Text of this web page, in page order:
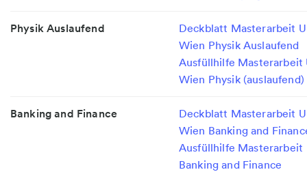
Physik Auslaufend
Deckblatt Masterarbeit
Wien Physik Auslaufend
Ausfüllhilfe Masterarbeit
Wien Physik (auslaufend)
Banking and Finance
Deckblatt Masterarbeit
Wien Banking and
Ausfüllhilfe Masterarbeit
Banking and Finance